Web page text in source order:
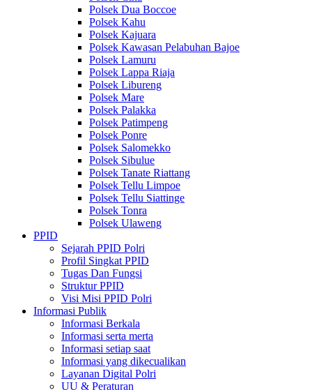
Polsek Dua Boccoe
Polsek Kahu
Polsek Kajuara
Polsek Kawasan Pelabuhan Bajoe
Polsek Lamuru
Polsek Lappa Riaja
Polsek Libureng
Polsek Mare
Polsek Palakka
Polsek Patimpeng
Polsek Ponre
Polsek Salomekko
Polsek Sibulue
Polsek Tanate Riattang
Polsek Tellu Limpoe
Polsek Tellu Siattinge
Polsek Tonra
Polsek Ulaweng
PPID
Sejarah PPID Polri
Profil Singkat PPID
Tugas Dan Fungsi
Struktur PPID
Visi Misi PPID Polri
Informasi Publik
Informasi Berkala
Informasi serta merta
Informasi setiap saat
Informasi yang dikecualikan
Layanan Digital Polri
UU & Peraturan